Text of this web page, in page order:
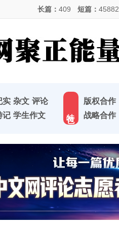
长篇： 409 短篇： 45882
实 杂文 评论
记 学生作文
版权合作
战略合作